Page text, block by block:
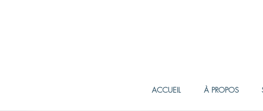
ACCUEIL À PROPOS